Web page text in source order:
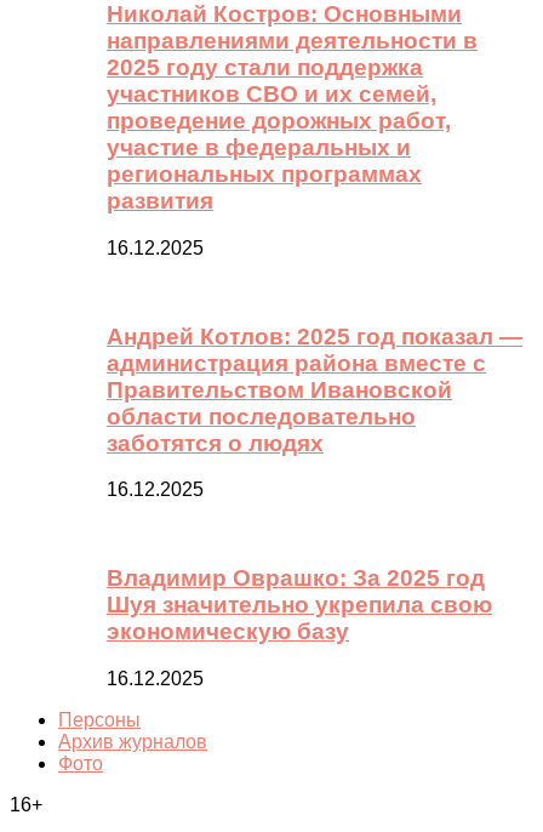
Николай Костров: Основными
направлениями деятельности в
2025 году стали поддержка
участников СВО и их семей,
проведение дорожных работ,
участие в федеральных и
региональных программах
развития
16.12.2025
Андрей Котлов: 2025 год показал —
администрация района вместе с
Правительством Ивановской
области последовательно
заботятся о людях
16.12.2025
Владимир Оврашко: За 2025 год
Шуя значительно укрепила свою
экономическую базу
16.12.2025
Персоны
Архив журналов
Фото
16+